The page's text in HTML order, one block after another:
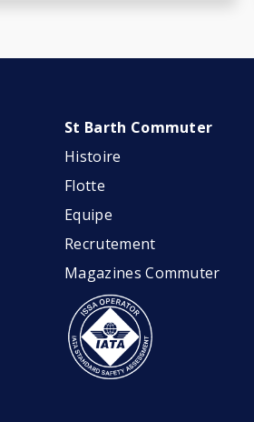
St Barth Commuter
Histoire
Flotte
Equipe
Recrutement
Magazines Commuter